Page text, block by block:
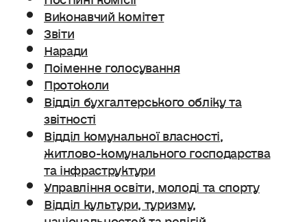
Виконавчий комітет
Звіти
Наради
Поіменне голосування
Протоколи
Відділ бухгалтерського обліку та
звітності
Відділ комунальної власності,
житлово-комунального господарства
та інфраструктури
Управління освіти, молоді та спорту
Відділ культури, туризму,